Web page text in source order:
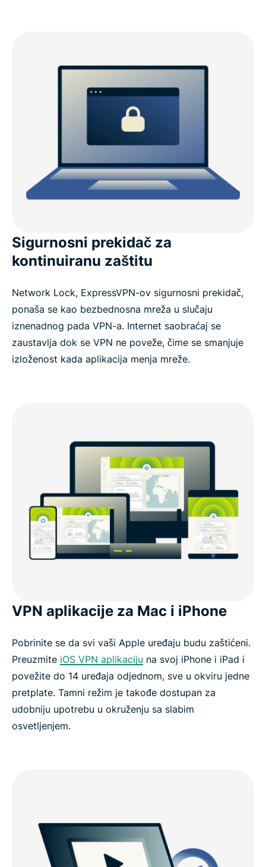
Sigurnosni prekidač za
kontinuiranu zaštitu
Network Lock, ExpressVPN-ov sigurnosni prekidač,
ponaša se kao bezbednosna mreža u slučaju
iznenadnog pada VPN-a. Internet saobraćaj se
zaustavlja dok se VPN ne poveže, čime se smanjuje
izloženost kada aplikacija menja mreže.
VPN aplikacije za Mac i iPhone
Pobrinite se da svi vaši Apple uređaju budu zaštićeni.
Preuzmite iOS VPN aplikaciju na svoj iPhone i iPad i
povežite do 14 uređaja odjednom, sve u okviru jedne
pretplate. Tamni režim je takođe dostupan za
udobniju upotrebu u okruženju sa slabim
osvetljenjem.